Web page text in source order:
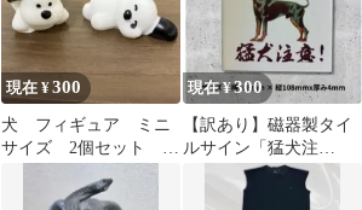
現在 ¥300
犬 フィギュア ミニ
サイズ 2個セット ワ
ア 匿名配送
現在 ¥300
【訳あり】磁器製タイ
ルサイン「猛犬注
意！」ドーベルマン
108×108mm